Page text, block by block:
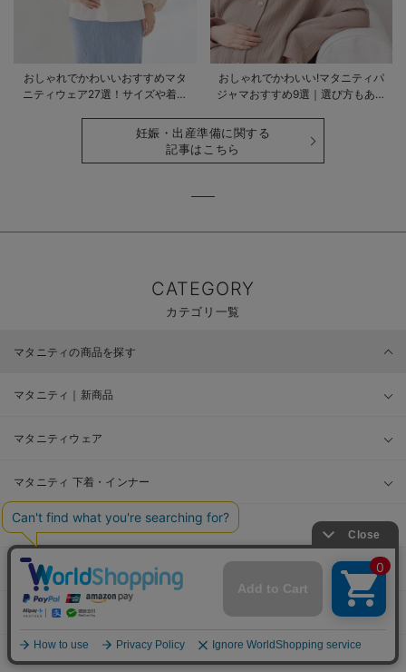
おしゃれでかわいいおすすめマタ
ニティウェア27選！サイズや着る
おしゃれでかわいい!マタニティパ
ジャマおすすめ9選｜選び方もあわ
妊娠・出産準備に関する
記事はこちら
CATEGORY
カテゴリ一覧
マタニティの商品を探す
マタニティ｜新商品
マタニティウェア
マタニティ 下着・インナー
授乳服
マタニティ パジャマ・ルームウェア
マタニティ フォーマル